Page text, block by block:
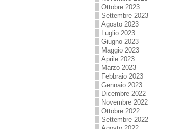
Ottobre 2023
Settembre 2023
Agosto 2023
Luglio 2023
Giugno 2023
Maggio 2023
Aprile 2023
Marzo 2023
Febbraio 2023
Gennaio 2023
Dicembre 2022
Novembre 2022
Ottobre 2022
Settembre 2022